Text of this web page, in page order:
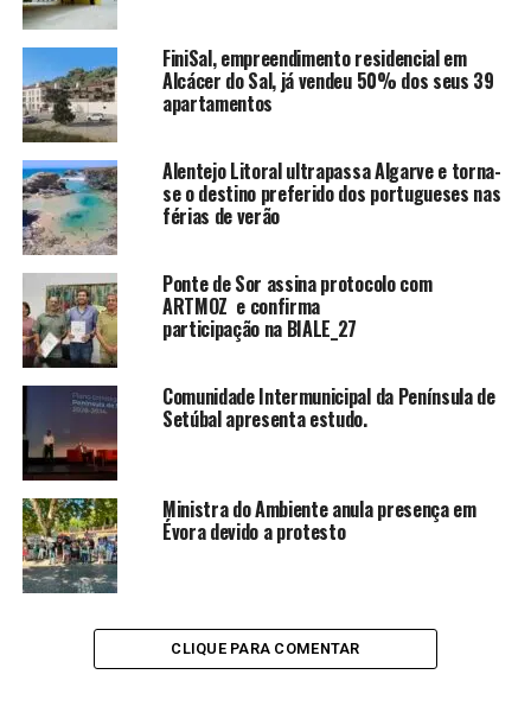
FiniSal, empreendimento residencial em
Alcácer do Sal, já vendeu 50% dos seus 39
apartamentos
Alentejo Litoral ultrapassa Algarve e torna-
se o destino preferido dos portugueses nas
férias de verão
Ponte de Sor assina protocolo com
ARTMOZ e confirma
participação na BIALE_27
Comunidade Intermunicipal da Península de
Setúbal apresenta estudo.
Ministra do Ambiente anula presença em
Évora devido a protesto
CLIQUE PARA COMENTAR